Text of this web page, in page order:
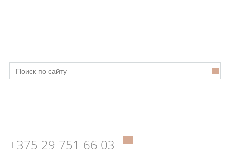
+375 29 751 66 03